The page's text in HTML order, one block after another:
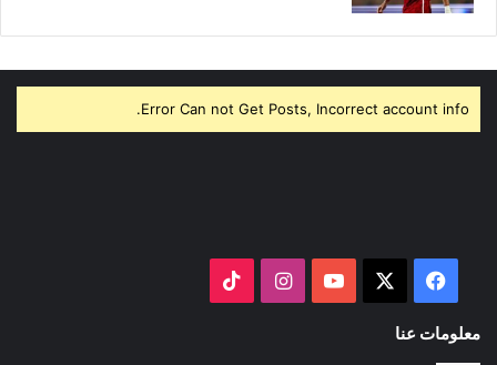
Error Can not Get Posts, Incorrect account info.
فيسبوك ‫YouTubeانستقرام
معلومات عنا